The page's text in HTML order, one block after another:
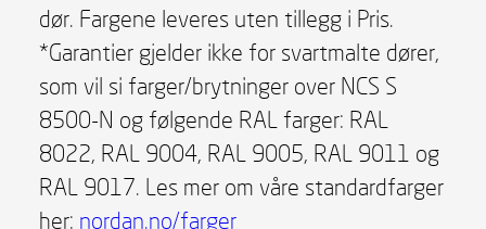
dør. Fargene leveres uten tillegg i Pris.
*Garantier gjelder ikke for svartmalte dører,
som vil si farger/brytninger over NCS S
8500-N og følgende RAL farger: RAL
8022, RAL 9004, RAL 9005, RAL 9011 og
RAL 9017. Les mer om våre standardfarger
her: nordan.no/farger